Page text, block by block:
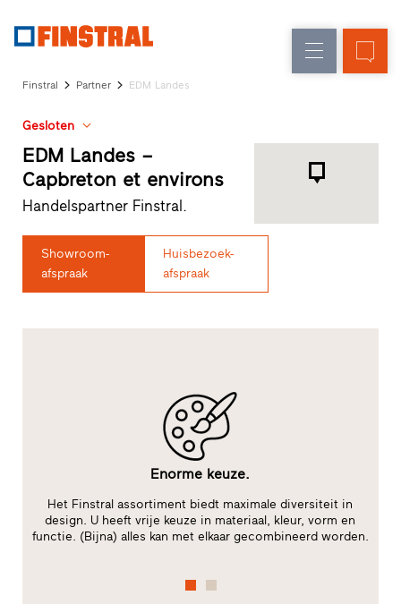
Glasgevels
Service
Showroom
Heeze
Showroom
Hoofddorp
Apeldoorn
Snelle
Finstral Partner EDM Landes
Gesloten
EDM Landes –
Capbreton et environs
Handelspartner Finstral.
Showroom-
afspraak
Huisbezoek-
afspraak
Enorme keuze.
Het Finstral assortiment biedt maximale diversiteit in
design. U heeft vrije keuze in materiaal, kleur, vorm en
functie. (Bijna) alles kan met elkaar gecombineerd worden.